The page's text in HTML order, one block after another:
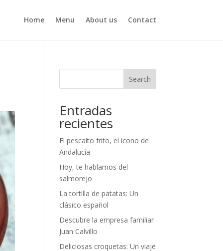
Home Menu About us Contact
Search
Entradas
recientes
El pescaíto frito, el icono de
Andalucía
Hoy, te hablamos del
salmorejo
La tortilla de patatas: Un
clásico español
Descubre la empresa familiar
Juan Calvillo
Deliciosas croquetas: Un viaje